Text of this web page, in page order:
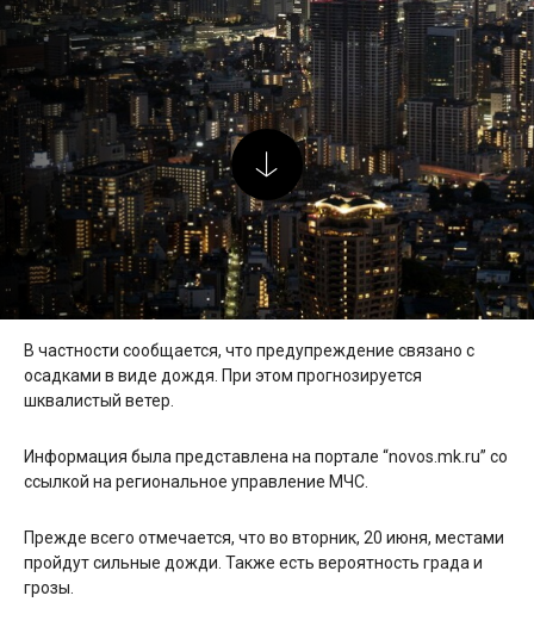
В частности сообщается, что предупреждение связано с
осадками в виде дождя. При этом прогнозируется
шквалистый ветер.
Информация была представлена на портале “novos.mk.ru” со
ссылкой на региональное управление МЧС.
Прежде всего отмечается, что во вторник, 20 июня, местами
пройдут сильные дожди. Также есть вероятность града и
грозы.